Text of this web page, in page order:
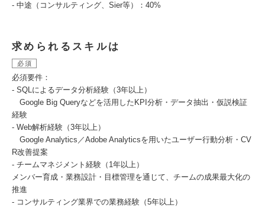
- 中途（コンサルティング、Sier等）：40%
求められるスキルは
必須
必須要件：
- SQLによるデータ分析経験（3年以上）
Google Big Queryなどを活用したKPI分析・データ抽出・仮説検証
経験
- Web解析経験（3年以上）
Google Analytics／Adobe Analyticsを用いたユーザー行動分析・CV
R改善提案
- チームマネジメント経験（1年以上）
メンバー育成・業務設計・目標管理を通じて、チームの成果最大化の
推進
- コンサルティング業界での業務経験（5年以上）